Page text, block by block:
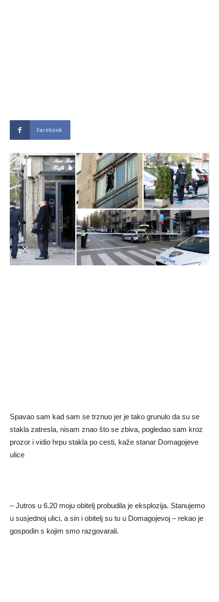
Facebook
Spavao sam kad sam se trznuo jer je tako grunulo da su se
stakla zatresla, nisam znao što se zbiva, pogledao sam kroz
prozor i vidio hrpu stakla po cesti, kaže stanar Domagojeve
ulice
– Jutros u 6.20 moju obitelj probudila je eksplozija. Stanujemo
u susjednoj ulici, a sin i obitelj su tu u Domagojevoj – rekao je
gospodin s kojim smo razgovarali.